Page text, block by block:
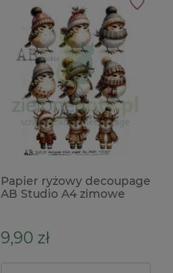
Papier ryżowy decoupage
AB Studio A4 zimowe
9,90 zł